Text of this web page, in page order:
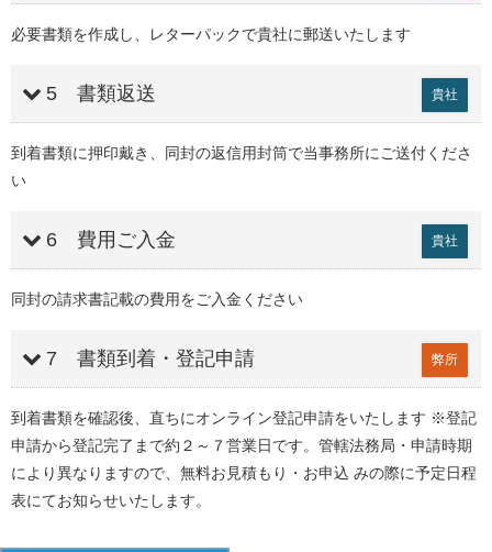
必要書類を作成し、レターパックで貴社に郵送いたします
5 書類返送 貴社
到着書類に押印戴き、同封の返信用封筒で当事務所にご送付くださ
い
6 費用ご入金 貴社
同封の請求書記載の費用をご入金ください
7 書類到着・登記申請 弊所
到着書類を確認後、直ちにオンライン登記申請をいたします ※登記
申請から登記完了まで約２～７営業日です。管轄法務局・申請時期
により異なりますので、無料お見積もり・お申込 みの際に予定日程
表にてお知らせいたします。